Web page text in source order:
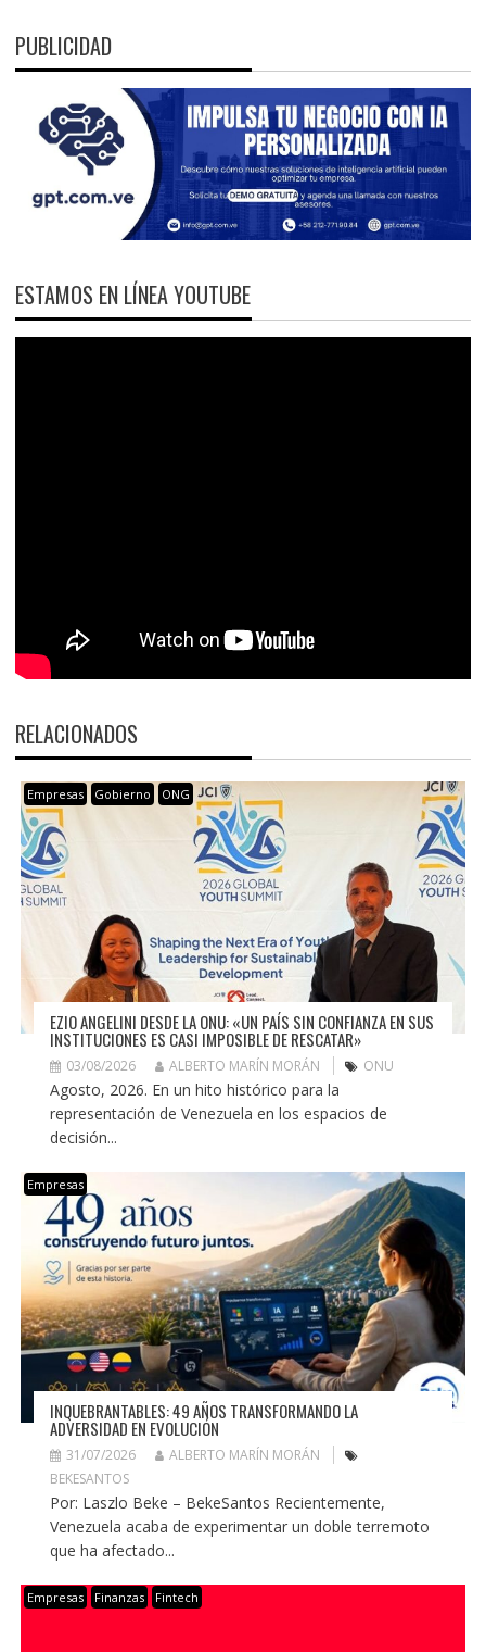
PUBLICIDAD
ESTAMOS EN LÍNEA YOUTUBE
RELACIONADOS
Empresas Gobierno ONG
EZIO ANGELINI DESDE LA ONU: «UN PAÍS SIN CONFIANZA EN SUS
INSTITUCIONES ES CASI IMPOSIBLE DE RESCATAR»
03/08/2026 ALBERTO MARÍN MORÁN ONU
Agosto, 2026. En un hito histórico para la
representación de Venezuela en los espacios de
decisión...
Empresas
INQUEBRANTABLES: 49 AÑOS TRANSFORMANDO LA
ADVERSIDAD EN EVOLUCIÓN
31/07/2026
ALBERTO MARÍN MORÁN
BEKESANTOS
Por: Laszlo Beke – BekeSantos Recientemente,
Venezuela acaba de experimentar un doble terremoto
que ha afectado...
Empresas Finanzas Fintech